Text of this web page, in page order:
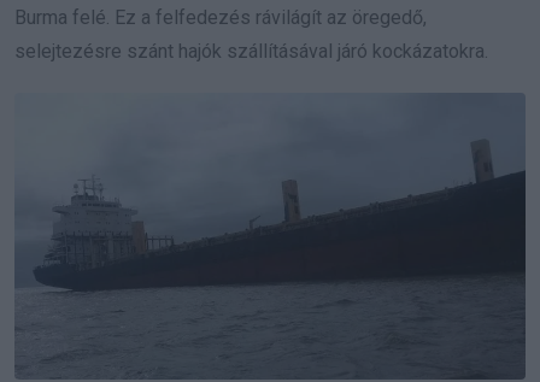
Burma felé. Ez a felfedezés rávilágít az öregedő,
selejtezésre szánt hajók szállításával járó kockázatokra.